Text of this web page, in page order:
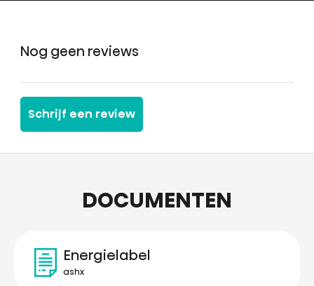
Nog geen reviews
Schrijf een review
DOCUMENTEN
Energielabel
ashx